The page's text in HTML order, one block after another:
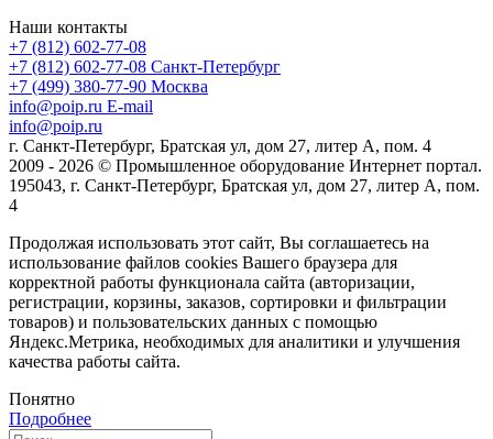
Наши контакты
+7 (812) 602-77-08
+7 (812) 602-77-08 Санкт-Петербург
+7 (499) 380-77-90 Москва
info@poip.ru E-mail
info@poip.ru
г. Санкт-Петербург, Братская ул, дом 27, литер А, пом. 4
2009 - 2026 © Промышленное оборудование Интернет портал.
195043, г. Санкт-Петербург, Братская ул, дом 27, литер А, пом.
4
Продолжая использовать этот сайт, Вы соглашаетесь на
использование файлов cookies Вашего браузера для
корректной работы функционала сайта (авторизации,
регистрации, корзины, заказов, сортировки и фильтрации
товаров) и пользовательских данных с помощью
Яндекс.Метрика, необходимых для аналитики и улучшения
качества работы сайта.
Понятно
Подробнее